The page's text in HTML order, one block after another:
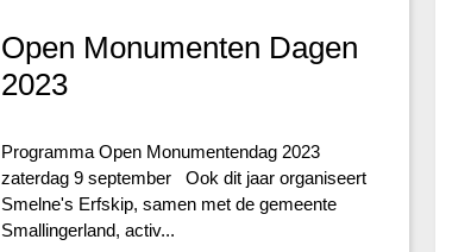
Open Monumenten Dagen
2023
Programma Open Monumentendag 2023
zaterdag 9 september Ook dit jaar organiseert
Smelne's Erfskip, samen met de gemeente
Smallingerland, activ...